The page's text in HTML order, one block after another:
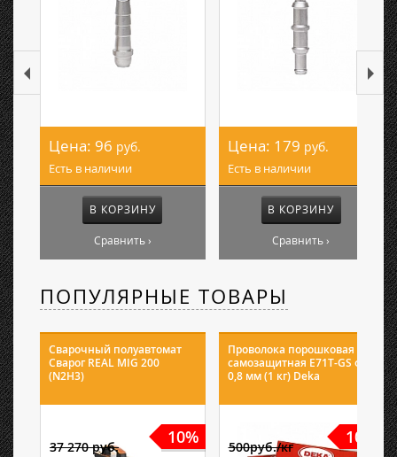
Цена: 96 руб.
Есть в наличии
В КОРЗИНУ
Сравнить ›
Цена: 179 руб.
Есть в наличии
В КОРЗИНУ
Сравнить ›
ПОПУЛЯРНЫЕ ТОВАРЫ
Сварочный полуавтомат
Сварог REAL MIG 200
(N2H3)
10%
37 270 руб.
Проволока порошковая
самозащитная E71T-GS ф
0,8 мм (1 кг) Deka
10%
500руб./кг